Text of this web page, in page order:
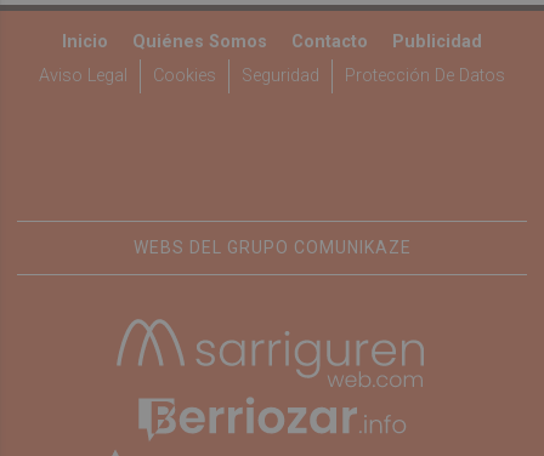
Inicio Quiénes Somos Contacto
Publicidad
Aviso Legal
Cookies Seguridad Protección De Datos
WEBS DEL GRUPO COMUNIKAZE